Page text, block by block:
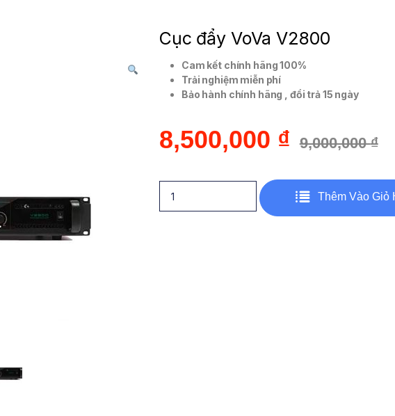
Cục đẩy VoVa V2800
Cam kết chính hãng 100%
Trải nghiệm miễn phí
Bảo hành chính hãng , đổi trả 15 ngày
8,500,000 ₫ 9,000,000₫
Thêm Vào Giỏ